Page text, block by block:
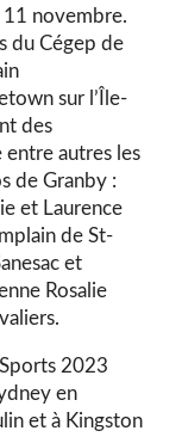
11 novembre.
du Cégep de
sur l’Île-
des
autres les
de Granby :
et Laurence
de St-
et
Rosalie
2023
en
et à Kingston